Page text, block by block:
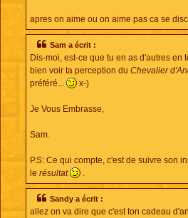
apres on aime ou on aime pas ca se
Sam a écrit :
Dis-moi, est-ce que tu en as d'autres en
bien voir ta perception du Chevalier
préféré...
x-)
Je Vous Embrasse,
Sam.
P.S: Ce qui compte, c'est de suivre son
le résultat
Sandy a écrit :
allez on va dire que c'est ton cadeau